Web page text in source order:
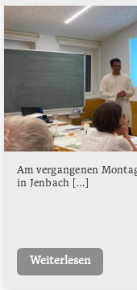
Am vergangenen
in Jenbach […]
Weiterlesen